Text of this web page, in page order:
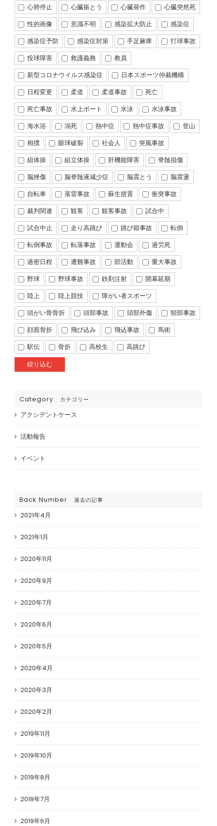
心肺停止 心臓振とう 心臓発作
心臓突然死
性的画像
意識不明 感染拡大防止
感染症
感染症予防
感染症対策 手足麻痺
打球事故
投球障害
救護義務
教員
新型コロナウイルス感染症
日本スポーツ仲裁機構
日程変更
柔道 柔道事故
死亡
死亡事故
水上ボート 水泳
水泳事故
海水浴
溺死 熱中症 熱中症事故
登山
相撲
眼球破裂 社会人
突風事故
組体操
組立体操 肝機能障害
脊髄損傷
脳挫傷
脳脊髄液減少症 脳震とう
脳震盪
自転車
落雷事故 蘇生措置
衝突事故
裁判関連
観客 観客事故
試合中
試合中止
走り高跳び 跳び箱事故
転倒
転倒事故
転落事故 運動会
過労死
過密日程
遭難事故 部活動
重大事故
野球
野球事故 鉄剤注射
開幕延期
陸上
陸上競技
障がい者スポーツ
頭がい骨骨折
頭部事故 頭部外傷
頸部事故
顔面骨折
飛び込み 飛込事故
馬術
駅伝
骨折 高校生 高跳び
Category カテゴリー
アクシデントケース
活動報告
イベント
Back Number 過去の記事
2021年4月
2021年1月
2020年11月
2020年9月
2020年7月
2020年6月
2020年5月
2020年4月
2020年3月
2020年2月
2019年11月
2019年10月
2019年8月
2019年7月
2019年6月